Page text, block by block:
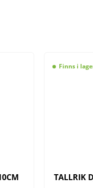
Finns i
TALLRIK